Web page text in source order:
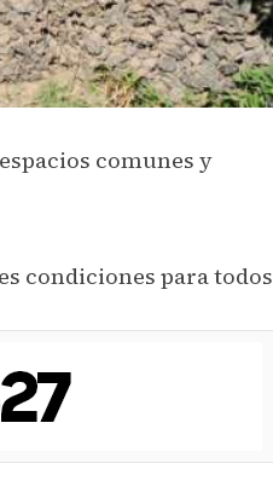
comunes y
condiciones para todos